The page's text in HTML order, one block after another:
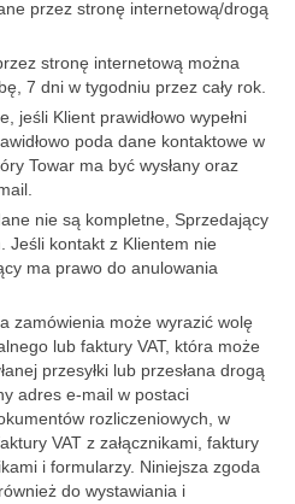
przez stronę internetową/drogą
stronę internetową można
7 dni w tygodniu przez cały rok.
jeśli Klient prawidłowo wypełni
poda dane kontaktowe w
Towar ma być wysłany oraz
nie są kompletne, Sprzedający
Jeśli kontakt z Klientem nie
ma prawo do anulowania
zamówienia może wyrazić wolę
lub faktury VAT, która może
przesyłki lub przesłana drogą
adres e-mail w postaci
rozliczeniowych, w
VAT z załącznikami, faktury
i formularzy. Niniejsza zgoda
do wystawiania i